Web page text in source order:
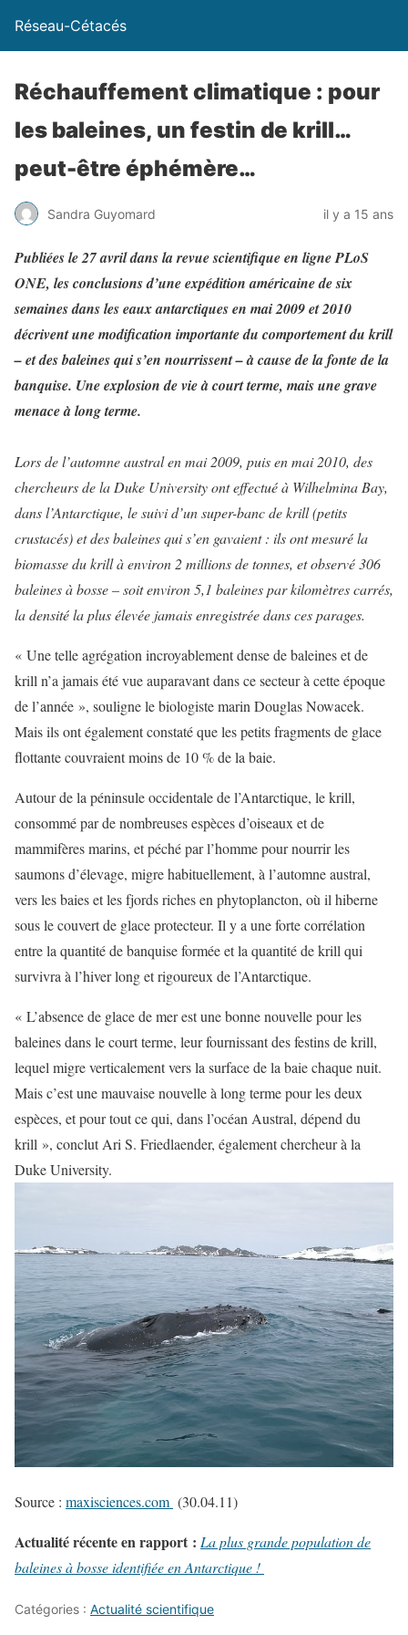
Réseau-Cétacés
Réchauffement climatique : pour
les baleines, un festin de krill…
peut-être éphémère…
Sandra Guyomard il y a 15 ans
Publiées le 27 avril dans la revue scientifique en ligne PLoS
ONE, les conclusions d’une expédition américaine de six
semaines dans les eaux antarctiques en mai 2009 et 2010
décrivent une modification importante du comportement du krill
– et des baleines qui s’en nourrissent – à cause de la fonte de la
banquise. Une explosion de vie à court terme, mais une grave
menace à long terme.
Lors de l’automne austral en mai 2009, puis en mai 2010, des
chercheurs de la Duke University ont effectué à Wilhelmina Bay,
dans l’Antarctique, le suivi d’un super-banc de krill (petits
crustacés) et des baleines qui s’en gavaient : ils ont mesuré la
biomasse du krill à environ 2 millions de tonnes, et observé 306
baleines à bosse – soit environ 5,1 baleines par kilomètres carrés,
la densité la plus élevée jamais enregistrée dans ces parages.
« Une telle agrégation incroyablement dense de baleines et de
krill n’a jamais été vue auparavant dans ce secteur à cette époque
de l’année », souligne le biologiste marin Douglas Nowacek.
Mais ils ont également constaté que les petits fragments de glace
flottante couvraient moins de 10 % de la baie.
Autour de la péninsule occidentale de l’Antarctique, le krill,
consommé par de nombreuses espèces d’oiseaux et de
mammifères marins, et péché par l’homme pour nourrir les
saumons d’élevage, migre habituellement, à l’automne austral,
vers les baies et les fjords riches en phytoplancton, où il hiberne
sous le couvert de glace protecteur. Il y a une forte corrélation
entre la quantité de banquise formée et la quantité de krill qui
survivra à l’hiver long et rigoureux de l’Antarctique.
« L’absence de glace de mer est une bonne nouvelle pour les
baleines dans le court terme, leur fournissant des festins de krill,
lequel migre verticalement vers la surface de la baie chaque nuit.
Mais c’est une mauvaise nouvelle à long terme pour les deux
espèces, et pour tout ce qui, dans l’océan Austral, dépend du
krill », conclut Ari S. Friedlaender, également chercheur à la
Duke University.
Source : maxisciences.com (30.04.11)
Actualité récente en rapport : La plus grande population de
baleines à bosse identifiée en Antarctique !
Catégories : Actualité scientifique